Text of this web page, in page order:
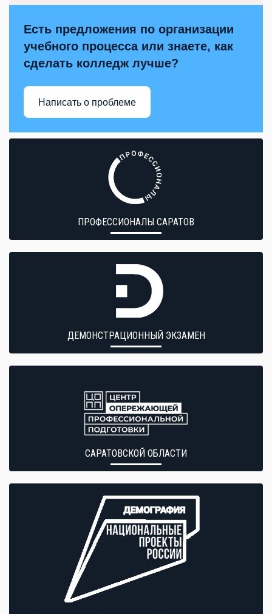
Есть предложения по организации
учебного процесса или знаете, как
сделать колледж лучше?
Написать о проблеме
ПРОФЕССИОНАЛЫ САРАТОВ
ДЕМОНСТРАЦИОННЫЙ ЭКЗАМЕН
САРАТОВСКОЙ ОБЛАСТИ